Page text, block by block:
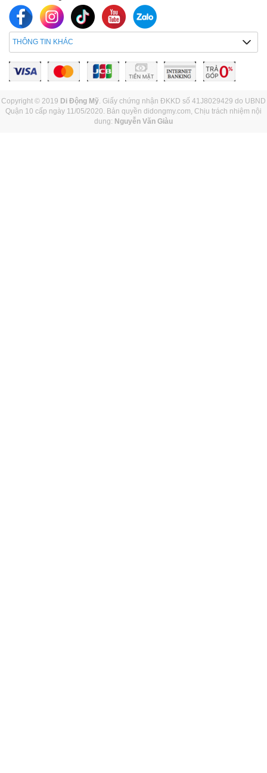
THÔNG TIN KHÁC
Copyright © 2019 Di Động Mỹ . Giấy chứng nhận ĐKKD số 41J8029429 do UBND
Quận 10 cấp ngày 11/05/2020. Bản quyền didongmy.com, Chịu trách nhiệm nội
dung: Nguyễn Văn Giàu